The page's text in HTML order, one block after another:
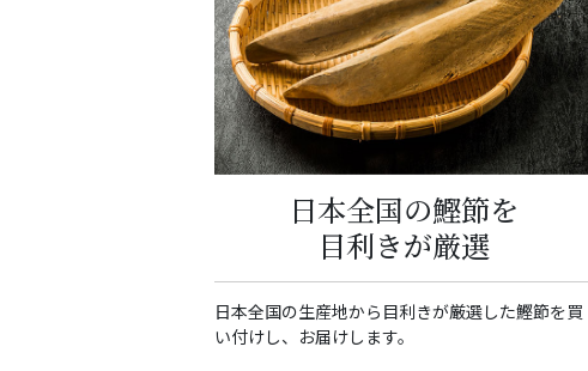
日本全国の鰹節を
目利きが厳選
日本全国の生産地から目利きが厳選した鰹節を買
い付けし、お届けします。